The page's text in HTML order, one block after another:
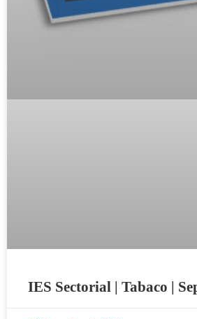
IES Sectorial | Tabaco |